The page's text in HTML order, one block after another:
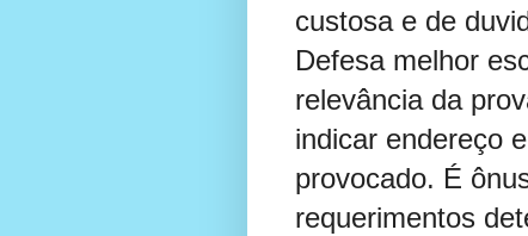
custosa e de
Defesa melhor
relevância da
indicar endereço
provocado. É
requerimentos